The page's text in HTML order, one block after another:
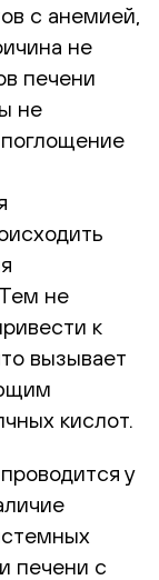
с анемией,
не
печени
не
не
к
вызывает
кислот.
у
печени с